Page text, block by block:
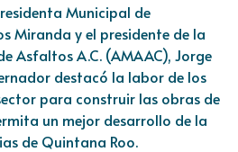
Municipal de
Miranda y el presidente de la
Asfaltos A.C. (AMAAC), Jorge
destacó la labor de los
para construir las obras de
un mejor desarrollo de la
de Quintana Roo.